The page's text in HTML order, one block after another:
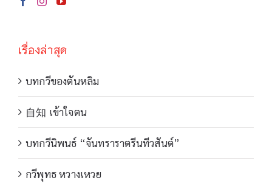
เรื่องล่าสุด
บทกวีของตันหลิม
自知 เข้าใจตน
บทกวีนิพนธ์ “จันทราราตรีนทีวสันต์”
กวีพุทธ หวางเหวย